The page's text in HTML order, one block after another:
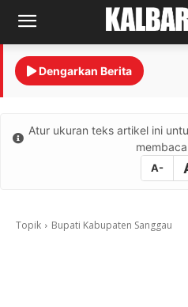
Dengarkan Berita
Atur ukuran teks artikel ini
A-
Topik Bupati Kabupaten Sanggau